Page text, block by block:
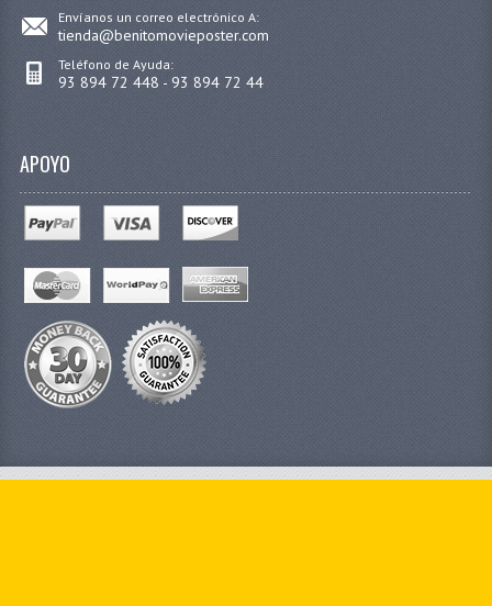
Envíanos un correo electrónico A:
tienda@benitomovieposter.com
Teléfono de Ayuda:
93 894 72 448 - 93 894 72 44
APOYO